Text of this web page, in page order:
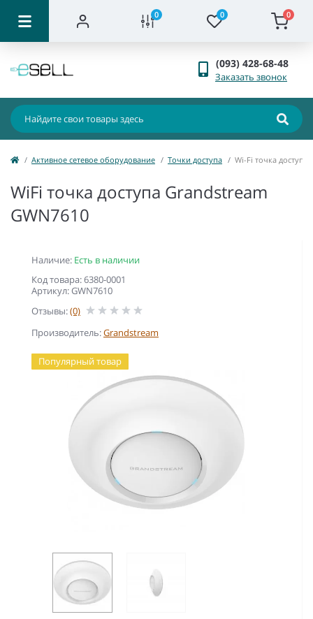
0 0 0
(093) 428-68-48
Заказать звонок
Активное сетевое оборудование Точки доступа Wi-Fi точка доступа
WiFi точка доступа Grandstream
GWN7610
Наличие: Есть в наличии
Код товара: 6380-0001
Артикул: GWN7610
Отзывы:(0)
Производитель:Grandstream
Популярный товар